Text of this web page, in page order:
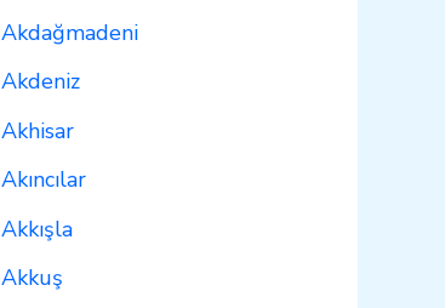
Akdağmadeni
Akdeniz
Akhisar
Akıncılar
Akkışla
Akkuş